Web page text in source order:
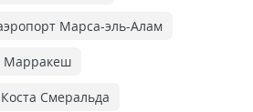
Марса-эль-Алам
Марракеш
Смеральда